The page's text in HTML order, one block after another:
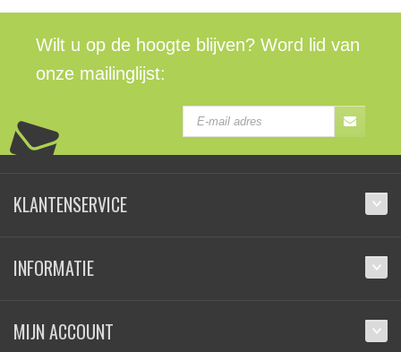
Wilt u op de hoogte blijven? Word lid van
onze mailinglijst:
KLANTENSERVICE
INFORMATIE
MIJN ACCOUNT